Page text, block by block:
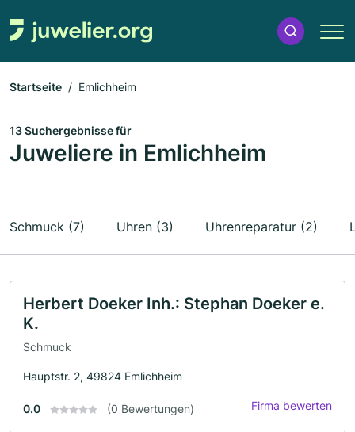
Startseite Emlichheim
13 Suchergebnisse für
Juweliere in Emlichheim
Schmuck (7) Uhren (3) Uhrenreparatur (2)
Herbert Doeker Inh.: Stephan Doeker e.
K.
Schmuck
Hauptstr. 2, 49824 Emlichheim
0.0 (0 Bewertungen) Firma bewerten